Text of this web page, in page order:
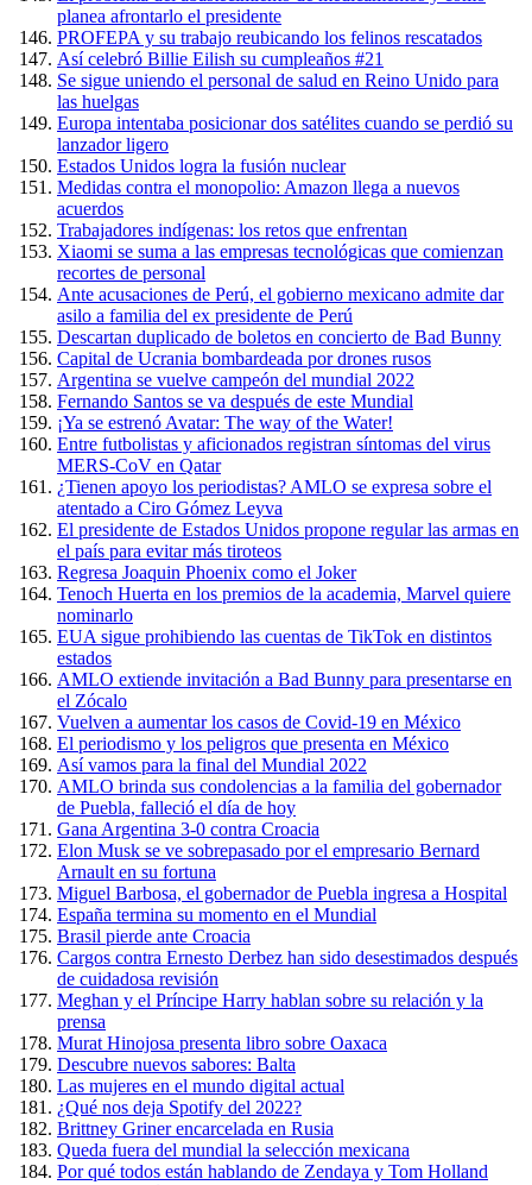
planea afrontarlo el presidente
PROFEPA y su trabajo reubicando los felinos rescatados
Así celebró Billie Eilish su cumpleaños #21
Se sigue uniendo el personal de salud en Reino Unido para
las huelgas
Europa intentaba posicionar dos satélites cuando se perdió su
lanzador ligero
Estados Unidos logra la fusión nuclear
Medidas contra el monopolio: Amazon llega a nuevos
acuerdos
Trabajadores indígenas: los retos que enfrentan
Xiaomi se suma a las empresas tecnológicas que comienzan
recortes de personal
Ante acusaciones de Perú, el gobierno mexicano admite dar
asilo a familia del ex presidente de Perú
Descartan duplicado de boletos en concierto de Bad Bunny
Capital de Ucrania bombardeada por drones rusos
Argentina se vuelve campeón del mundial 2022
Fernando Santos se va después de este Mundial
¡Ya se estrenó Avatar: The way of the Water!
Entre futbolistas y aficionados registran síntomas del virus
MERS-CoV en Qatar
¿Tienen apoyo los periodistas? AMLO se expresa sobre el
atentado a Ciro Gómez Leyva
El presidente de Estados Unidos propone regular las armas en
el país para evitar más tiroteos
Regresa Joaquin Phoenix como el Joker
Tenoch Huerta en los premios de la academia, Marvel quiere
nominarlo
EUA sigue prohibiendo las cuentas de TikTok en distintos
estados
AMLO extiende invitación a Bad Bunny para presentarse en
el Zócalo
Vuelven a aumentar los casos de Covid-19 en México
El periodismo y los peligros que presenta en México
Así vamos para la final del Mundial 2022
AMLO brinda sus condolencias a la familia del gobernador
de Puebla, falleció el día de hoy
Gana Argentina 3-0 contra Croacia
Elon Musk se ve sobrepasado por el empresario Bernard
Arnault en su fortuna
Miguel Barbosa, el gobernador de Puebla ingresa a Hospital
España termina su momento en el Mundial
Brasil pierde ante Croacia
Cargos contra Ernesto Derbez han sido desestimados después
de cuidadosa revisión
Meghan y el Príncipe Harry hablan sobre su relación y la
prensa
Murat Hinojosa presenta libro sobre Oaxaca
Descubre nuevos sabores: Balta
Las mujeres en el mundo digital actual
¿Qué nos deja Spotify del 2022?
Brittney Griner encarcelada en Rusia
Queda fuera del mundial la selección mexicana
Por qué todos están hablando de Zendaya y Tom Holland